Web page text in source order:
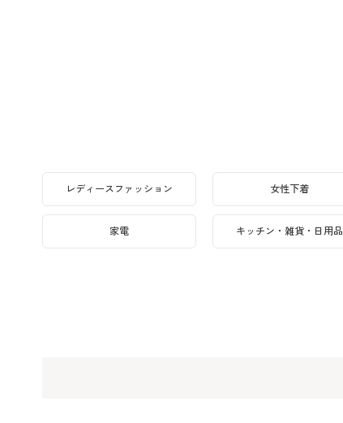
レディースファッション 女性下着
家電 キッチン・雑貨・日用品